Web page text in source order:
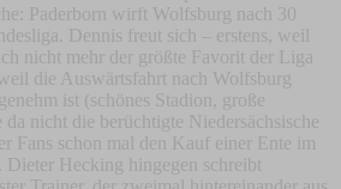
Paderborn wirft Wolfsburg nach 30
Dennis freut sich – erstens, weil
nicht mehr der größte Favorit der Liga
die Auswärtsfahrt nach Wolfsburg
ist (schönes Stadion, große
da nicht die berüchtigte Niedersächsische
Fans schon mal den Kauf einer Ente im
Dieter Hecking hingegen schreibt